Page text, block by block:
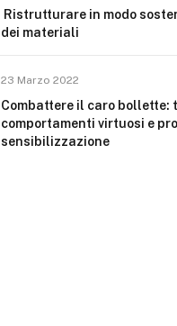
Ristrutturare in modo
dei materiali
23 Marzo 2022
Combattere il caro bollette:
comportamenti virtuosi e
sensibilizzazione